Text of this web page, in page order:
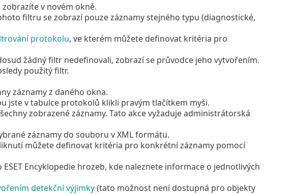
v novém okně.
filtru se zobrazí pouze záznamy stejného typu (diagnostické,
protokolu, ve kterém můžete definovat kritéria pro
žádný filtr nedefinovali, zobrazí se průvodce jeho vytvořením.
použitý filtr.
záznamy z daného okna.
jste v tabulce protokolů klikli pravým tlačítkem myši.
zobrazené záznamy. Tato akce vyžaduje administrátorská
záznamy do souboru v XML formátu.
můžete definovat kritéria pro konkrétní záznamy pomocí
Encyklopedie hrozeb, kde naleznete informace o jednotlivých
detekční výjimky(tato možnost není dostupná pro objekty